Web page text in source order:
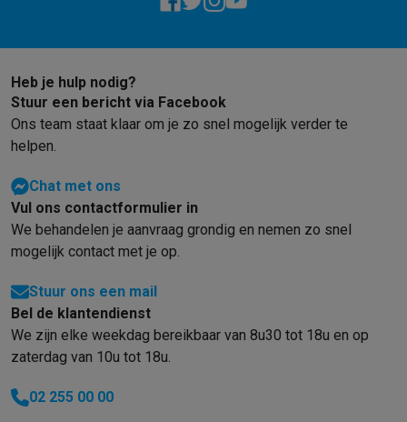
Heb je hulp nodig?
Stuur een bericht via Facebook
Ons team staat klaar om je zo snel mogelijk verder te
helpen.
Chat met ons
Vul ons contactformulier in
We behandelen je aanvraag grondig en nemen zo snel
mogelijk contact met je op.
Stuur ons een mail
Bel de klantendienst
We zijn elke weekdag bereikbaar van 8u30 tot 18u en op
zaterdag van 10u tot 18u.
02 255 00 00